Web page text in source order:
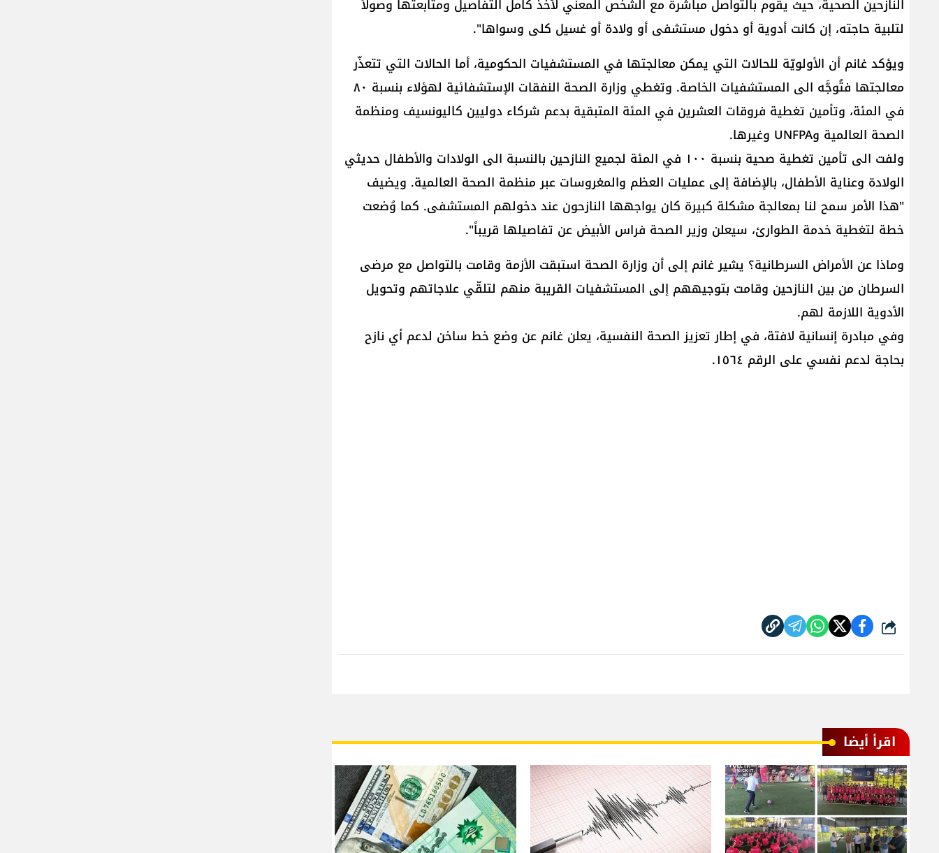
النازحين الصحية، حيث يقوم بالتواصل مباشرة مع الشخص المعني لأخذ كامل التفاصيل ومتابعتها وصولاُ
لتلبية حاجته، إن كانت أدوية أو دخول مستشفى أو ولادة أو غسيل كلى وسواها".
ويؤكد غانم أن الأولويّة للحالات التي يمكن معالجتها في المستشفيات الحكومية، أما الحالات التي تتعذّر
معالجتها فتُوجَّه الى المستشفيات الخاصة. وتغطي وزارة الصحة النفقات الإستشفائية لهؤلاء بنسبة ٨٠
في المئة، وتأمين تغطية فروقات العشرين في المئة المتبقية بدعم شركاء دوليين كاليونسيف ومنظمة
الصحة العالمية وUNFPA وغيرها.
ولفت الى تأمين تغطية صحية بنسبة ١٠٠ في المئة لجميع النازحين بالنسبة الى الولادات والأطفال حديثي
الولادة وعناية الأطفال، بالإضافة إلى عمليات العظم والمغروسات عبر منظمة الصحة العالمية. ويضيف
"هذا الأمر سمح لنا بمعالجة مشكلة كبيرة كان يواجهها النازحون عند دخولهم المستشفى. كما وُضعت
خطة لتغطية خدمة الطوارئ، سيعلن وزير الصحة فراس الأبيض عن تفاصيلها قريباً".
وماذا عن الأمراض السرطانية؟ يشير غانم إلى أن وزارة الصحة استبقت الأزمة وقامت بالتواصل مع مرضى
السرطان من بين النازحين وقامت بتوجيههم إلى المستشفيات القريبة منهم لتلقّي علاجاتهم وتحويل
الأدوية اللازمة لهم.
وفي مبادرة إنسانية لافتة، في إطار تعزيز الصحة النفسية، يعلن غانم عن وضع خط ساخن لدعم أي نازح
بحاجة لدعم نفسي على الرقم ١٥٦٤.
شارك
اقرأ أيضا